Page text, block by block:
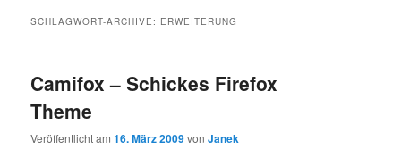
wechseln
SCHLAGWORT-ARCHIVE: ERWEITERUNG
Camifox – Schickes Firefox
Theme
Veröffentlicht am16. März 2009vonJanek